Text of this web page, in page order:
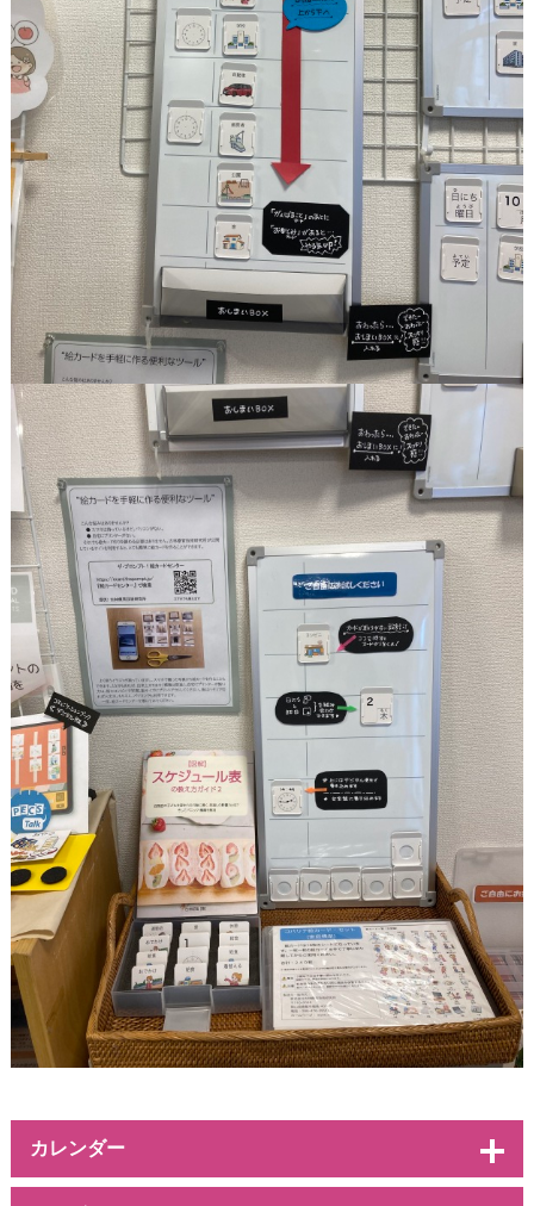
カレンダー